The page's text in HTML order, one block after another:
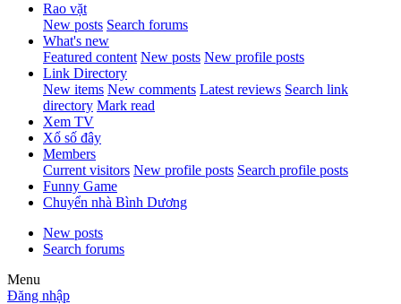
Rao vặt
New posts Search forums
What's new
Featured content New posts New profile posts
Link Directory
New items New comments Latest reviews Search link
directory Mark read
Xem TV
Xổ số đây
Members
Current visitors New profile posts Search profile posts
Funny Game
Chuyển nhà Bình Dương
New posts
Search forums
Menu
Đăng nhập